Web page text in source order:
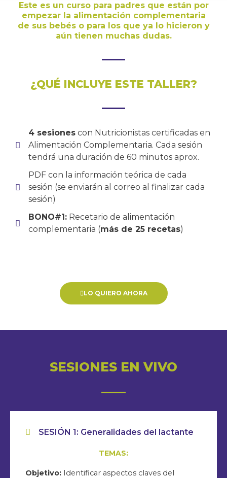
Este es un curso para padres que están por
empezar la alimentación complementaria
de sus bebés o para los que ya lo hicieron y
aún tienen muchas dudas.
¿QUÉ INCLUYE ESTE TALLER?
4 sesiones con Nutricionistas certificadas en
Alimentación Complementaria. Cada sesión
tendrá una duración de 60 minutos aprox.
PDF con la información teórica de cada
sesión (se enviarán al correo al finalizar cada
sesión)
BONO#1: Recetario de alimentación
complementaria (más de 25 recetas)
LO QUIERO AHORA
SESIONES EN VIVO
SESIÓN 1: Generalidades del lactante
TEMAS:
Objetivo: Identificar aspectos claves del